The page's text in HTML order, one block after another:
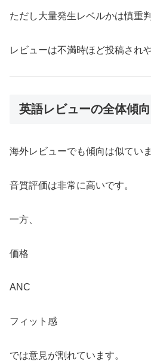
ただし大量発生レベルかは慎重
レビューは不満時ほど投稿され
英語レビューの全体傾向
海外レビューでも傾向は似ていま
音質評価は非常に高いです。
一方、
価格
ANC
フィット感
では意見が割れています。